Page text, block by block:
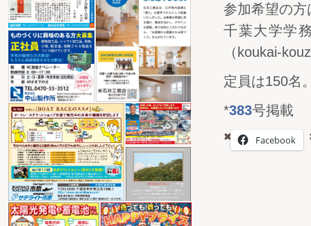
参加希望の
千葉大学学
（koukai-
定員は150名
*383号掲載
Facebook